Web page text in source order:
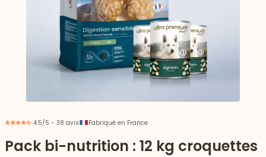
4.5/5 - 38 avis Fabriqué en France
Pack bi-nutrition : 12 kg croquettes